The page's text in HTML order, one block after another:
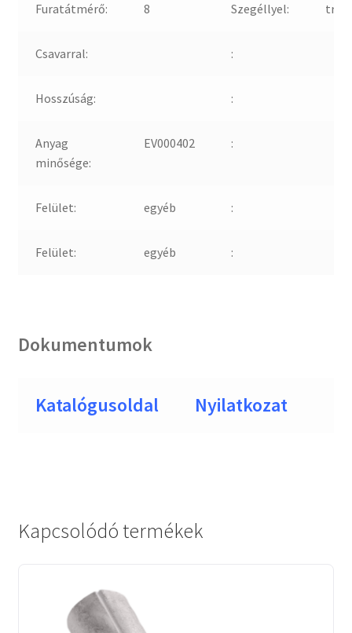
Furatátmérő: 8 Szegéllyel: true
Csavarral: :
Hosszúság: :
Anyag
minősége:
EV000402 :
Felület: egyéb :
Felület: egyéb :
Dokumentumok
Katalógusoldal Nyilatkozat
Kapcsolódó termékek